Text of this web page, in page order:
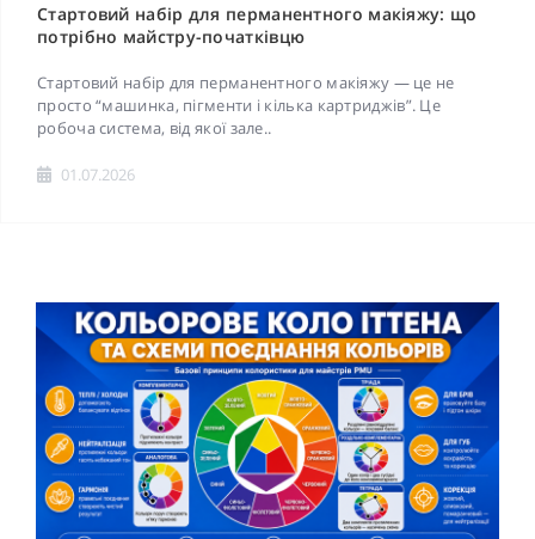
Стартовий набір для перманентного макіяжу: що
потрібно майстру-початківцю
Стартовий набір для перманентного макіяжу — це не
просто “машинка, пігменти і кілька картриджів”. Це
робоча система, від якої зале..
01.07.2026